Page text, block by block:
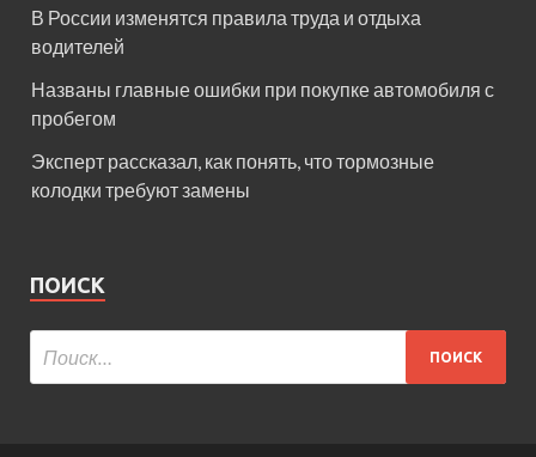
В России изменятся правила труда и отдыха
водителей
Названы главные ошибки при покупке автомобиля с
пробегом
Эксперт рассказал, как понять, что тормозные
колодки требуют замены
ПОИСК